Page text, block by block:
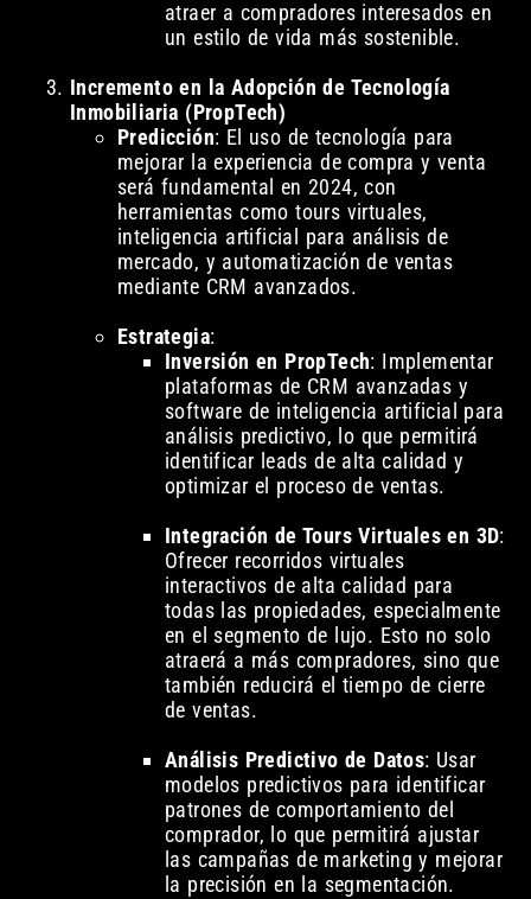
atraer a compradores interesados en
un estilo de vida más sostenible.
Incremento en la Adopción de Tecnología
Inmobiliaria (PropTech)
Predicción: El uso de tecnología para
mejorar la experiencia de compra y venta
será fundamental en 2024, con
herramientas como tours virtuales,
inteligencia artificial para análisis de
mercado, y automatización de ventas
mediante CRM avanzados.
Estrategia:
Inversión en PropTech: Implementar
plataformas de CRM avanzadas y
software de inteligencia artificial para
análisis predictivo, lo que permitirá
identificar leads de alta calidad y
optimizar el proceso de ventas.
Integración de Tours Virtuales en 3D:
Ofrecer recorridos virtuales
interactivos de alta calidad para
todas las propiedades, especialmente
en el segmento de lujo. Esto no solo
atraerá a más compradores, sino que
también reducirá el tiempo de cierre
de ventas.
Análisis Predictivo de Datos: Usar
modelos predictivos para identificar
patrones de comportamiento del
comprador, lo que permitirá ajustar
las campañas de marketing y mejorar
la precisión en la segmentación.